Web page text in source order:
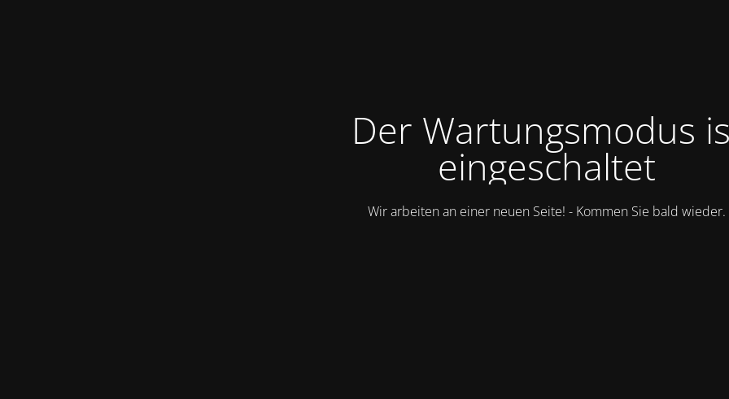
Der Wartungsmodus
eingeschaltet
Wir arbeiten an einer neuen Seite! - Kommen Sie bald wieder.